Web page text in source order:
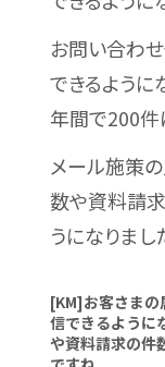
お問い合わ
できるように
年間で200件
メール施策
数や資料請
うになりまし
[KM]お客さまの
信できるように
や資料請求の件